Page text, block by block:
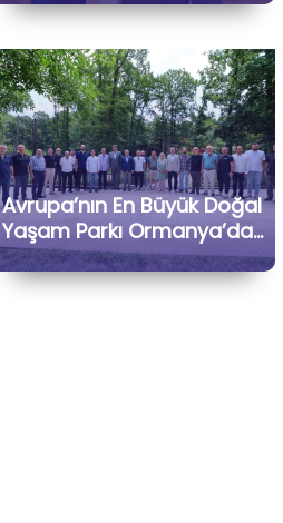
Ağırlamaktan Büyük
Avrupa’nın En Büyük Doğal
Yaşam Parkı Ormanya’da
Kartepe Turizm Dernekleri
ve Bölge İşletmecileriyle